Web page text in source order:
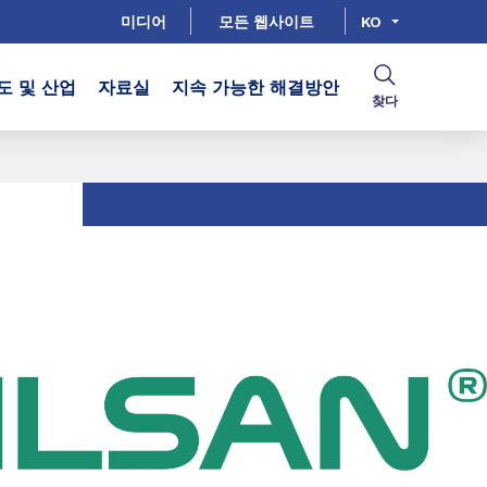
미디어 모든 웹사이트 KO
및 산업 자료실 지속 가능한 해결방안
찾다